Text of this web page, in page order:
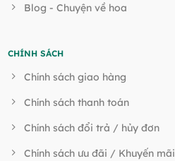
Blog - Chuyện về hoa
CHÍNH SÁCH
Chính sách giao hàng
Chính sách thanh toán
Chính sách đổi trả / hủy đơn
Chính sách ưu đãi / Khuyến mãi